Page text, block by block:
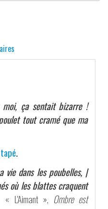
moi, ça sentait bizarre !
tout cramé que ma
tapé.
vie dans les poubelles, |
où les blattes craquent
« L'Aimant », Ombre est